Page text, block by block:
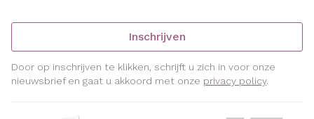
Inschrijven
Door op inschrijven te klikken, schrijft u zich in voor onze
nieuwsbrief en gaat u akkoord met onze privacy policy.